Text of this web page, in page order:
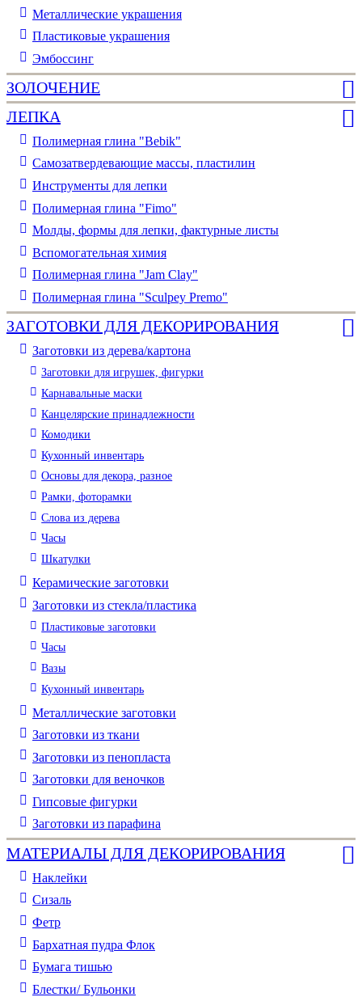
Металлические украшения
Пластиковые украшения
Эмбоссинг
ЗОЛОЧЕНИЕ
ЛЕПКА
Полимерная глина "Bebik"
Самозатвердевающие массы, пластилин
Инструменты для лепки
Полимерная глина "Fimo"
Молды, формы для лепки, фактурные листы
Вспомогательная химия
Полимерная глина "Jam Clay"
Полимерная глина "Sculpey Premo"
ЗАГОТОВКИ ДЛЯ ДЕКОРИРОВАНИЯ
Заготовки из дерева/картона
Заготовки для игрушек, фигурки
Карнавальные маски
Канцелярские принадлежности
Комодики
Кухонный инвентарь
Основы для декора, разное
Рамки, фоторамки
Слова из дерева
Часы
Шкатулки
Керамические заготовки
Заготовки из стекла/пластика
Пластиковые заготовки
Часы
Вазы
Кухонный инвентарь
Металлические заготовки
Заготовки из ткани
Заготовки из пенопласта
Заготовки для веночков
Гипсовые фигурки
Заготовки из парафина
МАТЕРИАЛЫ ДЛЯ ДЕКОРИРОВАНИЯ
Наклейки
Сизаль
Фетр
Бархатная пудра Флок
Бумага тишью
Блестки/ Бульонки